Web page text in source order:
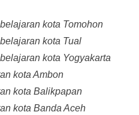
kota Tomohon
kota Tual
kota Yogyakarta
kota Ambon
kota Balikpapan
kota Banda Aceh